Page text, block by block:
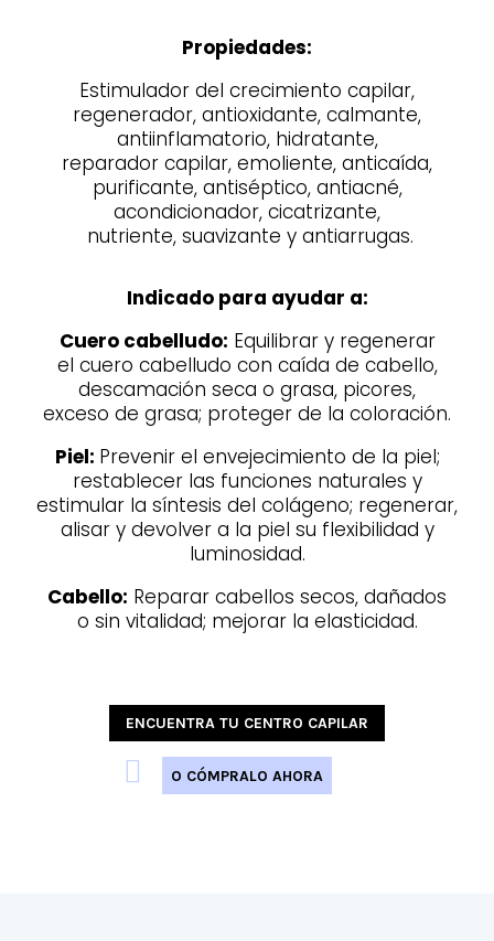
Propiedades:
Estimulador del crecimiento capilar,
regenerador, antioxidante, calmante,
antiinflamatorio, hidratante,
reparador capilar, emoliente, anticaída,
purificante, antiséptico, antiacné,
acondicionador, cicatrizante,
nutriente, suavizante y antiarrugas.
Indicado para ayudar a:
Cuero cabelludo: Equilibrar y regenerar
el cuero cabelludo con caída de cabello,
descamación seca o grasa, picores,
exceso de grasa; proteger de la coloración.
Piel: Prevenir el envejecimiento de la piel;
restablecer las funciones naturales y
estimular la síntesis del colágeno; regenerar,
alisar y devolver a la piel su flexibilidad y
luminosidad.
Cabello: Reparar cabellos secos, dañados
o sin vitalidad; mejorar la elasticidad.
ENCUENTRA TU CENTRO CAPILAR
O CÓMPRALO AHORA
